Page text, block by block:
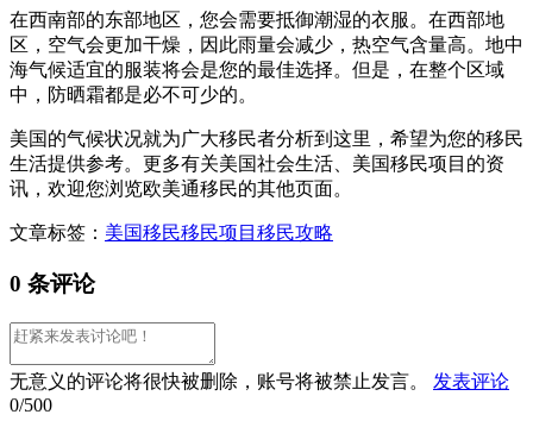
在西南部的东部地区，您会需要抵御潮湿的衣服。在西部地
区，空气会更加干燥，因此雨量会减少，热空气含量高。地中
海气候适宜的服装将会是您的最佳选择。但是，在整个区域
中，防晒霜都是必不可少的。
美国的气候状况就为广大移民者分析到这里，希望为您的移民
生活提供参考。更多有关美国社会生活、美国移民项目的资
讯，欢迎您浏览欧美通移民的其他页面。
文章标签： 美国移民移民项目 移民攻略
0 条评论
无意义的评论将很快被删除，账号将被禁止发言。
发表评论
0/500